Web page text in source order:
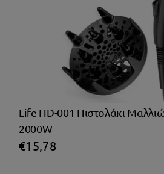
Life HD-001 Πιστολάκι
2000W
€15,78